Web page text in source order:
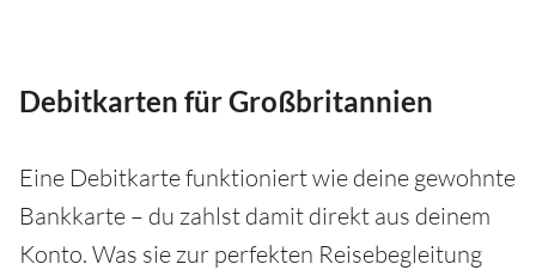
Debitkarten für Großbritannien
Eine Debitkarte funktioniert wie deine gewohnte
Bankkarte – du zahlst damit direkt aus deinem
Konto. Was sie zur perfekten Reisebegleitung